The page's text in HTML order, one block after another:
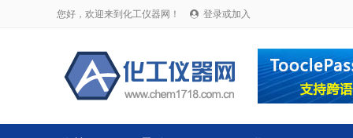
您好，欢迎来到化工仪器网！  登录或加入